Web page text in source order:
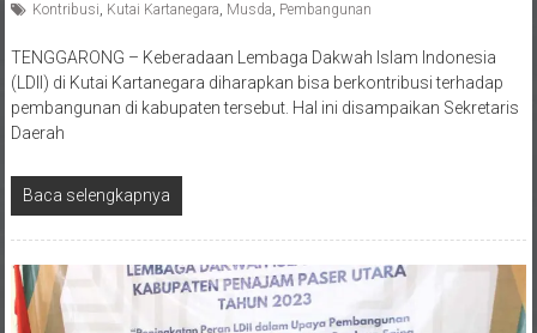
Kontribusi, Kutai Kartanegara, Musda, Pembangunan
TENGGARONG – Keberadaan Lembaga Dakwah Islam Indonesia
(LDII) di Kutai Kartanegara diharapkan bisa berkontribusi terhadap
pembangunan di kabupaten tersebut. Hal ini disampaikan Sekretaris
Daerah
Baca selengkapnya